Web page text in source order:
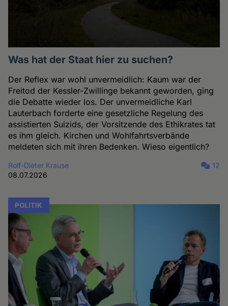
Was hat der Staat hier zu suchen?
Der Reflex war wohl unvermeidlich: Kaum war der
Freitod der Kessler-Zwillinge bekannt geworden, ging
die Debatte wieder los. Der unvermeidliche Karl
Lauterbach forderte eine gesetzliche Regelung des
assistierten Suizids, der Vorsitzende des Ethikrates tat
es ihm gleich. Kirchen und Wohlfahrtsverbände
meldeten sich mit ihren Bedenken. Wieso eigentlich?
Rolf-Dieter Krause
08.07.2026
12
POLITIK